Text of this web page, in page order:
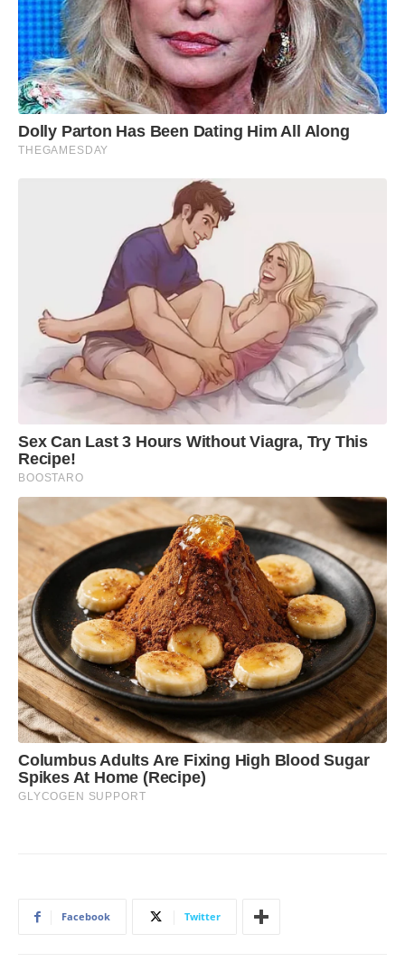
Facebook Twitter